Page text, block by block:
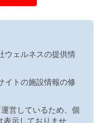
ウェルネスの提供情
イトの施設情報の修
営しているため、個
表示しておりませ